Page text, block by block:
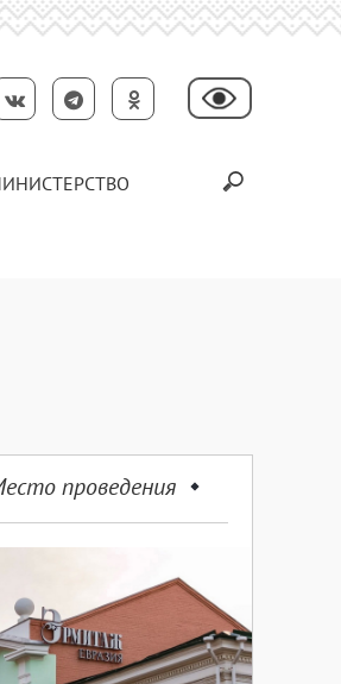
проведения